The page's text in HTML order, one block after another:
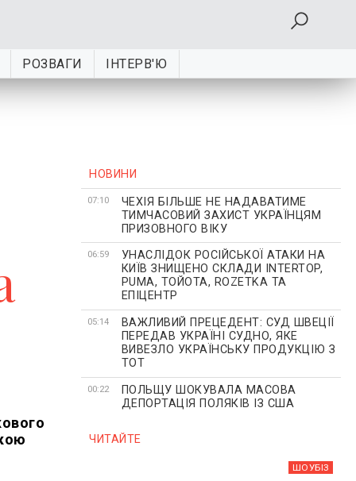
РОЗВАГИ ІНТЕРВ'Ю
НОВИНИ
07:10
ЧЕХІЯ БІЛЬШЕ НЕ НАДАВАТИМЕ
ТИМЧАСОВИЙ ЗАХИСТ УКРАЇНЦЯМ
ПРИЗОВНОГО ВІКУ
06:59
УНАСЛІДОК РОСІЙСЬКОЇ АТАКИ НА
КИЇВ ЗНИЩЕНО СКЛАДИ INTERTOP,
PUMA, ТОЙОТА, ROZETKA ТА
ЕПІЦЕНТР
05:14
ВАЖЛИВИЙ ПРЕЦЕДЕНТ: СУД ШВЕЦІЇ
ПЕРЕДАВ УКРАЇНІ СУДНО, ЯКЕ
ВИВЕЗЛО УКРАЇНСЬКУ ПРОДУКЦІЮ З
ТОТ
00:22
ПОЛЬЩУ ШОКУВАЛА МАСОВА
ДЕПОРТАЦІЯ ПОЛЯКІВ ІЗ США
ЧИТАЙТЕ
ШОУБIЗ